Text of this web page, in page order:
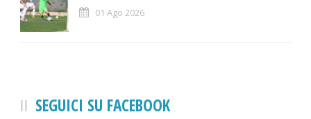
01 Ago 2026
SEGUICI SU FACEBOOK